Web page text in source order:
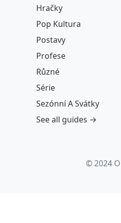
Hračky
Pop Kultura
Postavy
Profese
Různé
Série
Sezónní A Svátky
See all guides →
© 2024